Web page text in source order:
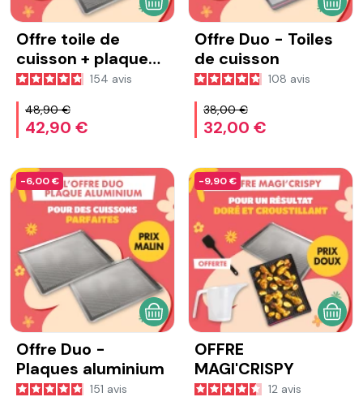
Offre toile de
cuisson + plaque
alu - Jamais l'une
sans l'autre !
154 avis
48,90 €
42,90 €
AJOUTER AU PANIER
Offre Duo - Toiles
de cuisson
108 avis
38,00 €
32,00 €
-6,00 €
Offre Duo -
Plaques aluminium
151 avis
AJOUTER AU PANIER
-9,90 €
OFFRE
MAGI'CRISPY
12 avis